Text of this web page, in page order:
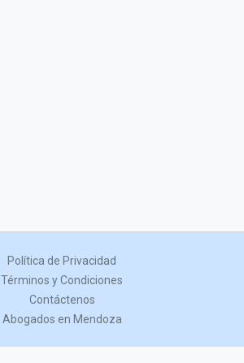
Política de Privacidad
Términos y Condiciones
Contáctenos
Abogados en Mendoza